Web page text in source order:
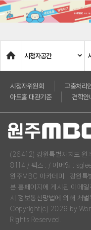
Home
시청자공간
시청자위원회 고충처리
아트홀 대관기준
견학안
(26412) 강원특별자치도
8114 / 팩스 : / 이메일 :
원주MBC 아카데미 : 강원
본 홈페이지에 게시된 이메
시 정보통신망법에 의해 처
Copyright(c) 2026 by
Rights Reserved.